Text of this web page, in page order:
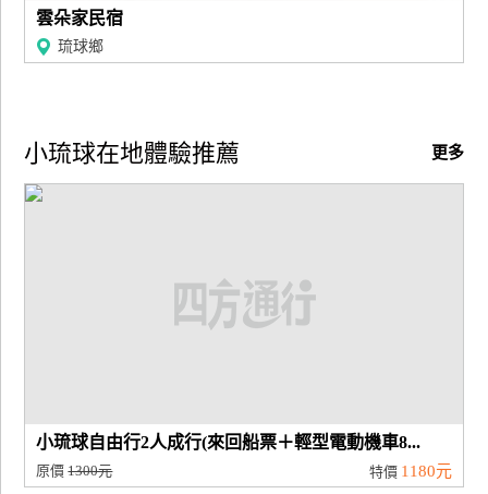
雲朵家民宿
琉球鄉
更多
小琉球在地體驗推薦
小琉球自由行2人成行(來回船票＋輕型電動機車8...
原價1300元 特價 1180元